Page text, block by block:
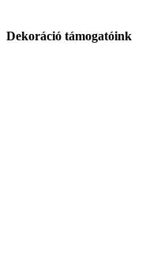
Dekoráció támogatóink